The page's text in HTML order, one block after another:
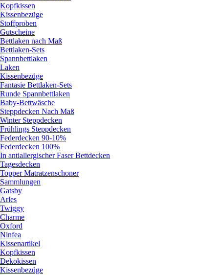
Kopfkissen
Kissenbezüge
Stoffproben
Gutscheine
Bettlaken nach Maß
Bettlaken-Sets
Spannbettlaken
Laken
Kissenbezüge
Fantasie Bettlaken-Sets
Runde Spannbettlaken
Baby-Bettwäsche
Steppdecken Nach Maß
Winter Steppdecken
Frühlings Steppdecken
Federdecken 90-10%
Federdecken 100%
In antiallergischer Faser Bettdecken
Tagesdecken
Topper Matratzenschoner
Sammlungen
Gatsby
Arles
Twiggy
Charme
Oxford
Ninfea
Kissenartikel
Kopfkissen
Dekokissen
Kissenbezüge